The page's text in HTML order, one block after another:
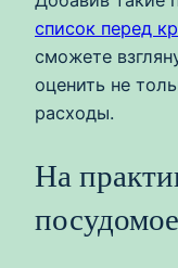
список перед
сможете
оценить не
расходы.
На